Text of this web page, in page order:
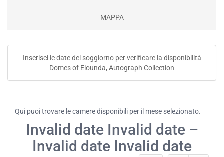
MAPPA
Inserisci le date del soggiorno per verificare la disponibilità
Domes of Elounda, Autograph Collection
Qui puoi trovare le camere disponibili per il mese selezionato.
Invalid date Invalid date –
Invalid date Invalid date